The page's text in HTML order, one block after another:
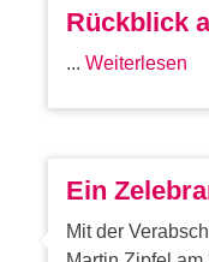
Rückblick
...Weiterlesen
Ein
Mit der